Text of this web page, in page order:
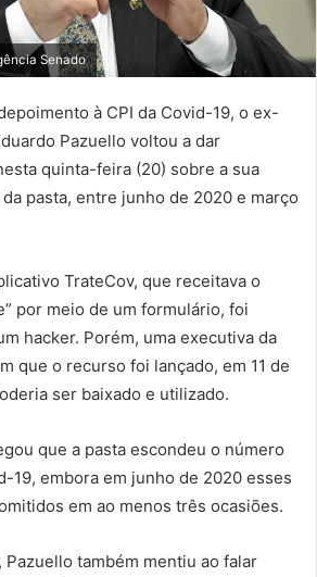
Senado
à CPI da Covid-19, o ex-
Pazuello voltou a dar
quinta-feira (20) sobre a sua
pasta, entre junho de 2020 e março
TrateCov, que receitava o
por meio de um formulário, foi
hacker. Porém, uma executiva da
que o recurso foi lançado, em 11 de
ser baixado e utilizado.
que a pasta escondeu o número
19, embora em junho de 2020 esses
em ao menos três ocasiões.
Pazuello também mentiu ao falar